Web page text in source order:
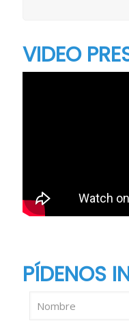
VIDEO
PÍDENOS